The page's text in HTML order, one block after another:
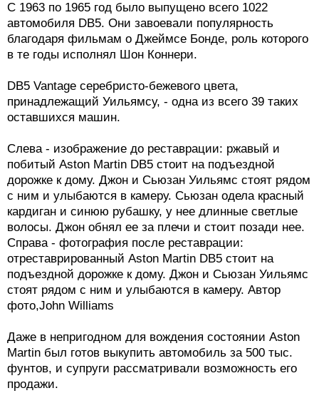
С 1963 по 1965 год было выпущено всего 1022
автомобиля DB5. Они завоевали популярность
благодаря фильмам о Джеймсе Бонде, роль которого
в те годы исполнял Шон Коннери.
DB5 Vantage серебристо-бежевого цвета,
принадлежащий Уильямсу, - одна из всего 39 таких
оставшихся машин.
Слева - изображение до реставрации: ржавый и
побитый Aston Martin DB5 стоит на подъездной
дорожке к дому. Джон и Сьюзан Уильямс стоят рядом
с ним и улыбаются в камеру. Сьюзан одела красный
кардиган и синюю рубашку, у нее длинные светлые
волосы. Джон обнял ее за плечи и стоит позади нее.
Справа - фотография после реставрации:
отреставрированный Aston Martin DB5 стоит на
подъездной дорожке к дому. Джон и Сьюзан Уильямс
стоят рядом с ним и улыбаются в камеру. Автор
фото,John Williams
Даже в непригодном для вождения состоянии Aston
Martin был готов выкупить автомобиль за 500 тыс.
фунтов, и супруги рассматривали возможность его
продажи.